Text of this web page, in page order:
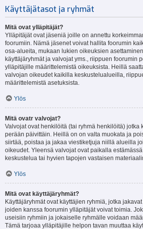
Käyttäjätasot ja ryhmät
Mitä ovat ylläpitäjät?
Ylläpitäjät ovat jäseniä joille on annettu
foorumiin. Nämä jäsenet voivat hallita foorumin
osa-alueita, mukaan lukien oikeuksien
käyttäjäryhmät ja valvojat yms., riippuen foorumin
ylläpitäjille määrittelemistä oikeuksista. Heillä
valvojan oikeudet kaikilla keskustelualueilla,
määrittelemistä asetuksista.
Ylös
Mitä ovatr valvojat?
Valvojat ovat henkilöitä (tai ryhmä henkilöitä) jotka
perään päivittäin. Heillä on on valta muokata ja
siirtää, poistaa ja jakaa viestiketjuja niillä alueilla
oikeudet. Yleensä valvojat ovat paikalla
keskustelua tai hyvien tapojen vastaisen
Ylös
Mitä ovat käyttäjäryhmät?
Käyttäjäryhmät ovat käyttäjien ryhmiä, jotka
joiden kanssa foorumin ylläpitäjät voivat toimia.
useisiin ryhmiin ja jokaiselle ryhmälle voidaan
Tämä tarjoaa ylläpitäjille helpon tavan muuttaa